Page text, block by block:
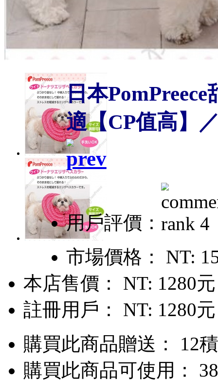
日本
適【CP值高】
用戶評價：
市場價格： NT:
本店售價： NT: 1280元
註冊用戶： NT: 1280元
購買此商品贈送： 12
購買此商品可使用：